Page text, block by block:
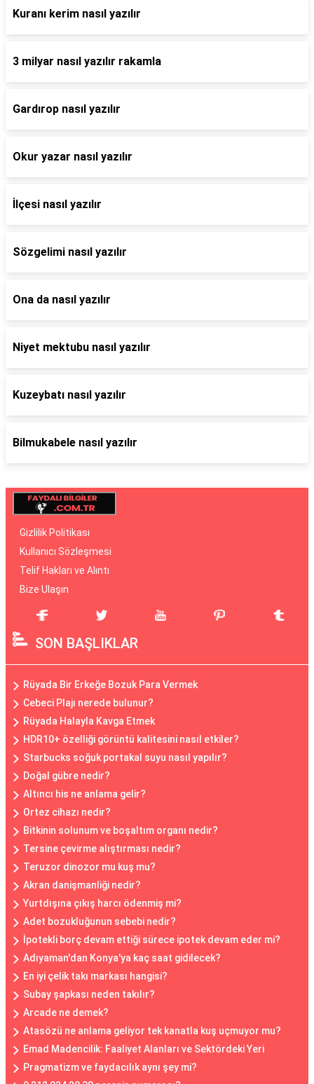
Kuranı kerim nasıl yazılır
3 milyar nasıl yazılır rakamla
Gardırop nasıl yazılır
Okur yazar nasıl yazılır
İlçesi nasıl yazılır
Sözgelimi nasıl yazılır
Ona da nasıl yazılır
Niyet mektubu nasıl yazılır
Kuzeybatı nasıl yazılır
Bilmukabele nasıl yazılır
Gizlilik Politikası
Kullanıcı Sözleşmesi
Telif Hakları ve Alıntı
Bize Ulaşın
SON BAŞLIKLAR
Rüyada Bir Erkeğe Bozuk Para Vermek
Cebeci Plajı nerede bulunur?
Rüyada Halayla Kavga Etmek
HDR10+ özelliği görüntü kalitesini nasıl etkiler?
Starbucks soğuk portakal suyu nasıl yapılır?
Doğal gübre nedir?
Altıncı his ne anlama gelir?
Ortez cihazı nedir?
Bitkinin solunum ve boşaltım organı nedir?
Tersine çevirme alıştırması nedir?
Teruzor dinozor mu kuş mu?
Akran danişmanliği nedir?
Yurtdışına çıkış harcı ödenmiş mi?
Adet bozukluğunun sebebi nedir?
İpotekli borç devam ettiği sürece ipotek devam eder mi?
Adıyaman'dan Konya'ya kaç saat gidilecek?
En iyi çelik takı markası hangisi?
Subay şapkası neden takılır?
Arcade ne demek?
Atasözü ne anlama geliyor tek kanatla kuş uçmuyor mu?
Emad Madencilik: Faaliyet Alanları ve Sektördeki Yeri
Pragmatizm ve faydacılık aynı şey mi?